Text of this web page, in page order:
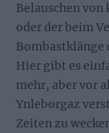
Belauschen
oder der beim
Bombastklänge
Hier gibt es
mehr, aber vor
Ynleborgaz
Zeiten zu